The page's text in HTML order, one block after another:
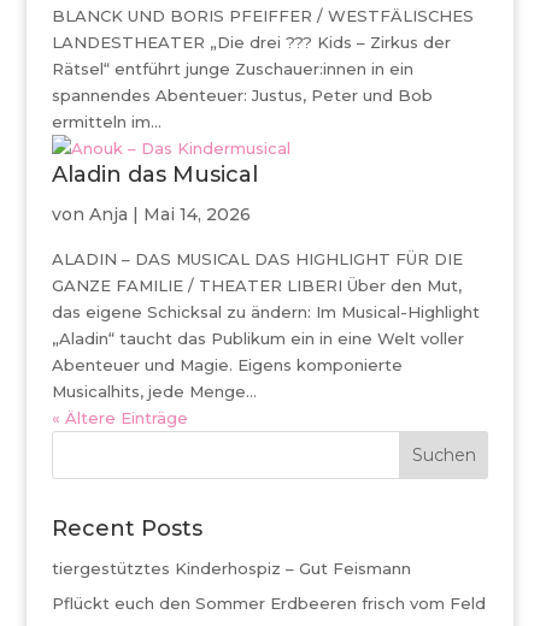
BLANCK UND BORIS PFEIFFER / WESTFÄLISCHES
LANDESTHEATER „Die drei ??? Kids – Zirkus der
Rätsel“ entführt junge Zuschauer:innen in ein
spannendes Abenteuer: Justus, Peter und Bob
ermitteln im...
Aladin das Musical
von Anja | Mai 14, 2026
ALADIN – DAS MUSICAL DAS HIGHLIGHT FÜR DIE
GANZE FAMILIE / THEATER LIBERI Über den Mut,
das eigene Schicksal zu ändern: Im Musical-Highlight
„Aladin“ taucht das Publikum ein in eine Welt voller
Abenteuer und Magie. Eigens komponierte
Musicalhits, jede Menge...
« Ältere Einträge
Suchen
Recent Posts
tiergestütztes Kinderhospiz – Gut Feismann
Pflückt euch den Sommer Erdbeeren frisch vom Feld